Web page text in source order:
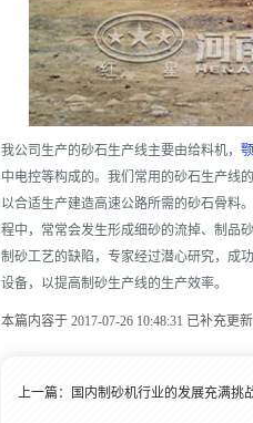
我公司生产的砂石生产线主要由给料机，
中电控等构成的。我们常用的砂石生产线
以合适生产建造高速公路所需的砂石骨料
程中，常常会发生形成细砂的流掉、制品
制砂工艺的缺陷，专家经过潜心研究，成
设备，以提高制砂生产线的生产效率。
本篇内容于 2017-07-26 10:48:31 已补充更新
上一篇： 国内制砂机行业的发展充满挑